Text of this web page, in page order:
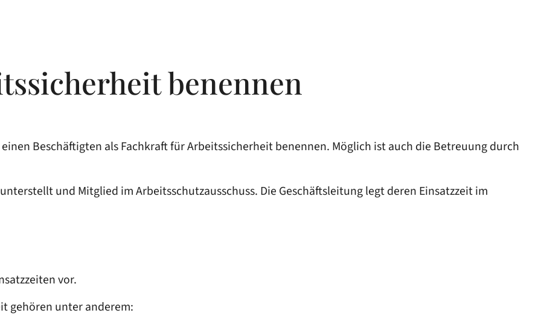
benennen
Beschäftigten als Fachkraft für Arbeitssicherheit benennen. Möglich ist auch die Betreuung durch
und Mitglied im Arbeitsschutzausschuss. Die Geschäftsleitung legt deren Einsatzzeit im
vor.
gehören unter anderem: